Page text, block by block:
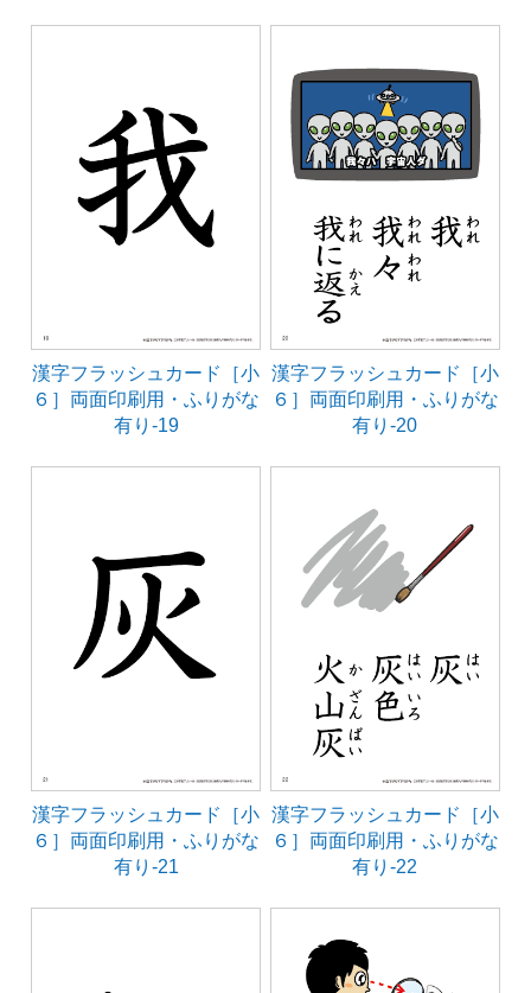
漢字フラッシュカード［小
６］両面印刷用・ふりがな
有り-19
漢字フラッシュカード［小
６］両面印刷用・ふりがな
有り-20
漢字フラッシュカード［小
６］両面印刷用・ふりがな
有り-21
漢字フラッシュカード［小
６］両面印刷用・ふりがな
有り-22